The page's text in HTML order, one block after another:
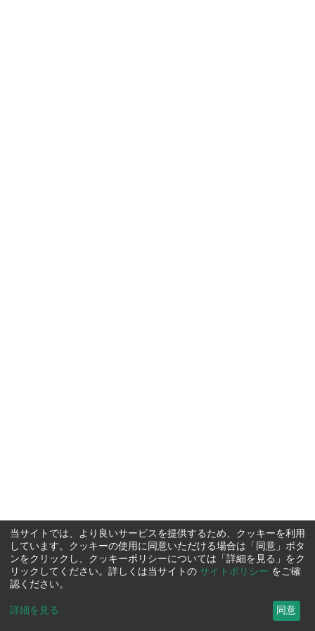
当サイトでは、より良いサービスを提供するため、クッキーを利用
しています。クッキーの使用に同意いただける場合は「同意」ボタ
ンをクリックし、クッキーポリシーについては「詳細を見る」をク
リックしてください。詳しくは当サイトの サイトポリシー をご確
認ください。
詳細を見る ... 同意